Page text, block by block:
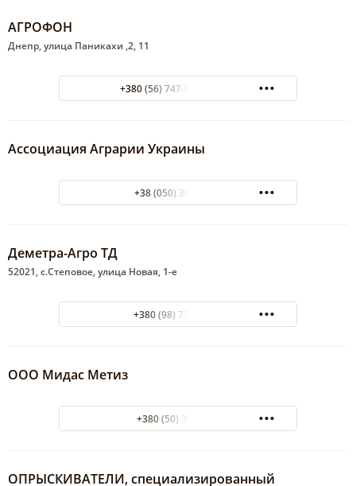
АГРОФОН
Днепр, улица Паникахи ,2, 11
+380 (56) 747-00-47 офис
Ассоциация Аграрии Украины
+38 (050) 366 67 88
Деметра-Агро ТД
52021, с.Степовое, улица Новая, 1-е
+380 (98) 73-37-189
ООО Мидас Метиз
+380 (50) 3636082
ОПРЫСКИВАТЕЛИ, специализированный